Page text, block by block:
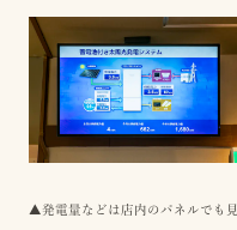
▲発電量などは店内のパネルでも見